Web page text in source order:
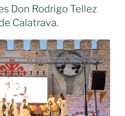
Don Rodrigo Tellez
Calatrava.